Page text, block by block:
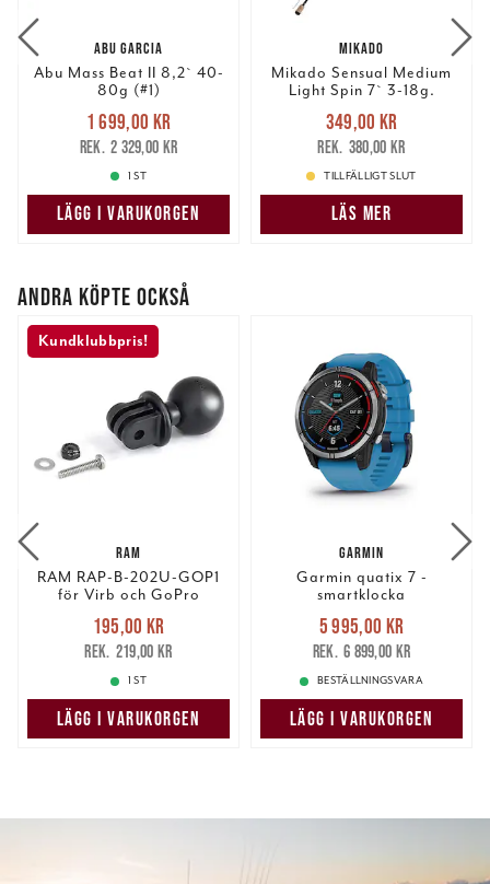
annons- och analysföretag som vi samarbetar med.
Dessa kan i sin tur kombinera informationen med annan
information som du har tillhandahållit eller som de har
ABU GARCIA
Abu Mass Beat II 8,2` 40-
80g (#1)
Nuvarande pris
1 699,00 krTidigare pris
2 329,00 kr
1 699,00 kr
2 329,00 kr
1 ST
LÄGG I VARUKORGEN
MIKADO
Mikado Sensual Medium
Light Spin 7` 3-18g.
Nuvarande pris
349,00 krTidigare pris
380,00 kr
349,00 kr
380,00 kr
TILLFÄLLIGT SLUT
LÄS MER
ANDRA KÖPTE OCKSÅ
Kundklubbpris!
RAM
RAM RAP-B-202U-GOP1
för Virb och GoPro
Nuvarande pris
195,00 krTidigare pris
219,00 kr
195,00 kr
219,00 kr
1 ST
LÄGG I VARUKORGEN
GARMIN
Garmin quatix 7 -
smartklocka
Nuvarande pris
5 995,00 krTidigare pris
6 899,00 kr
5 995,00 kr
6 899,00 kr
BESTÄLLNINGSVARA
LÄGG I VARUKORGEN